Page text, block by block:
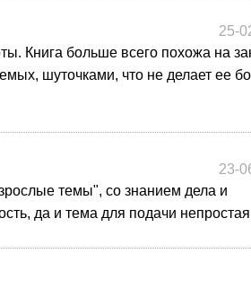
25-
Книга больше всего похожа на
шуточками, что не делает ее
23-
темы", со знанием дела и
да и тема для подачи